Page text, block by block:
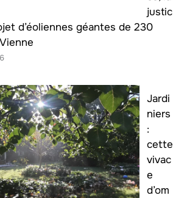
justic
d’éoliennes géantes de 230
Jardi
niers
:
cette
vivac
e
d’om